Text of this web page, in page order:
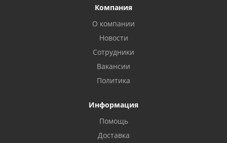
Компания
О компании
Новости
Сотрудники
Вакансии
Политика
Информация
Помощь
Доставка